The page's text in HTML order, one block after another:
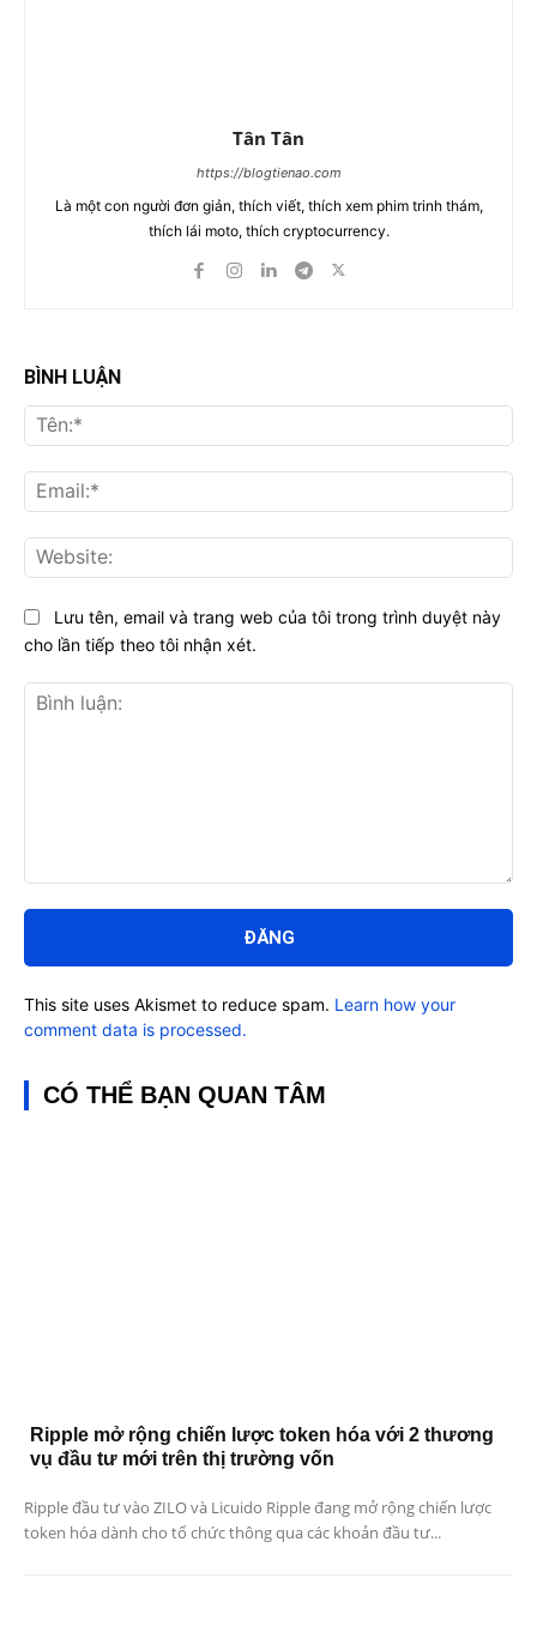
Tân Tân
https://blogtienao.com
Là một con người đơn giản, thích viết, thích xem phim trinh thám,
thích lái moto, thích cryptocurrency.
BÌNH LUẬN
luận:
Lưu tên, email và trang web của tôi trong trình duyệt này
cho lần tiếp theo tôi nhận xét.
This site uses Akismet to reduce spam. Learn how your
comment data is processed.
CÓ THỂ BẠN QUAN TÂM
Ripple mở rộng chiến lược token hóa với 2 thương
vụ đầu tư mới trên thị trường vốn
Ripple đầu tư vào ZILO và Licuido Ripple đang mở rộng chiến lược
token hóa dành cho tổ chức thông qua các khoản đầu tư...